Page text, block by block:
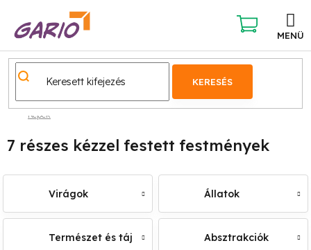
KERESÉS
KOSÁR
Képek
7 részes kézzel festett festmények
Virágok Állatok
Természet és táj Absztrakciók